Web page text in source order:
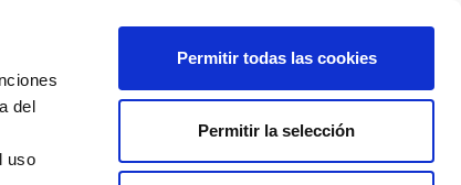
del
uso
Permitir todas las cookies
Permitir la selección
AFÍLIATE